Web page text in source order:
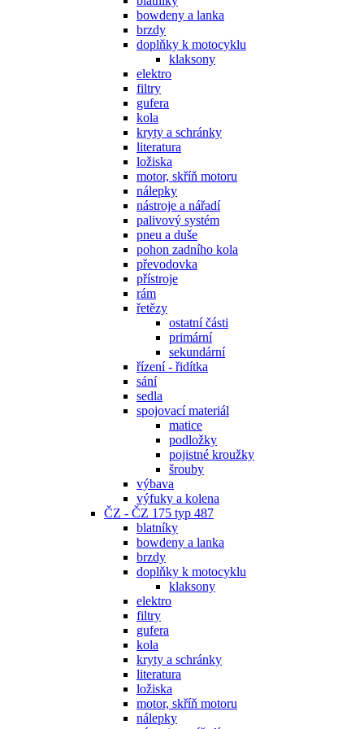
bowdeny a lanka
brzdy
doplňky k motocyklu
klaksony
elektro
filtry
gufera
kola
kryty a schránky
literatura
ložiska
motor, skříň motoru
nálepky
nástroje a nářadí
palivový systém
pneu a duše
pohon zadního kola
převodovka
přístroje
rám
řetězy
ostatní části
primární
sekundární
řízení - řidítka
sání
sedla
spojovací materiál
matice
podložky
pojistné kroužky
šrouby
výbava
výfuky a kolena
ČZ - ČZ 175 typ 487
blatníky
bowdeny a lanka
brzdy
doplňky k motocyklu
klaksony
elektro
filtry
gufera
kola
kryty a schránky
literatura
ložiska
motor, skříň motoru
nálepky